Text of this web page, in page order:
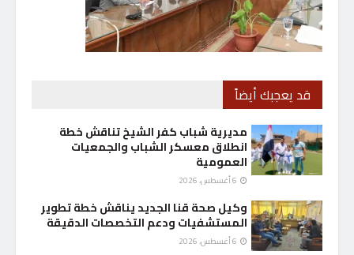
قد يعجبك أيضاً
مديرية شباب كفر الشيخ تناقش خطة
انطلاق معسكر الشباب والجمعيات
العمومية
وكيل صحة قنا الجديد يناقش خطة تطوير
المستشفيات ودعم التخصصات الدقيقة